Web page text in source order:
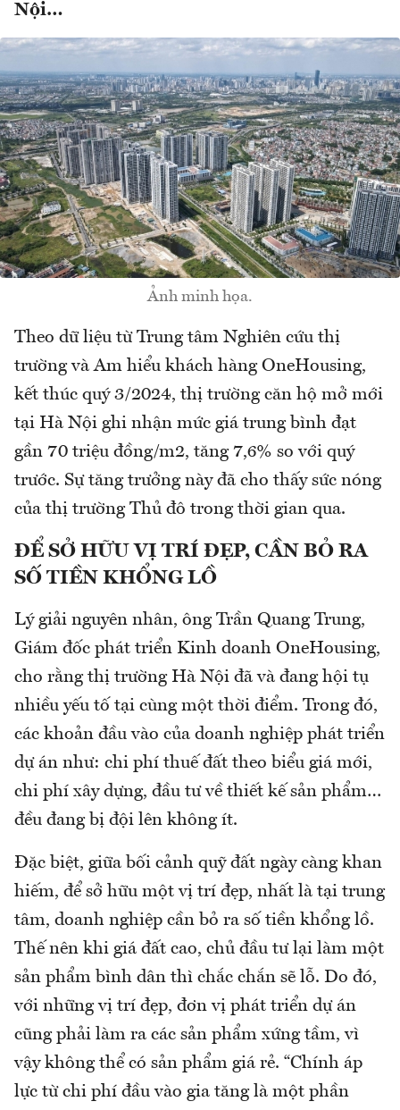
Nội…
Ảnh minh họa.
Theo dữ liệu từ Trung tâm Nghiên cứu thị
trường và Am hiểu khách hàng OneHousing,
kết thúc quý 3/2024, thị trường căn hộ mở mới
tại Hà Nội ghi nhận mức giá trung bình đạt
gần 70 triệu đồng/m2, tăng 7,6% so với quý
trước. Sự tăng trưởng này đã cho thấy sức nóng
của thị trường Thủ đô trong thời gian qua.
ĐỂ SỞ HỮU VỊ TRÍ ĐẸP, CẦN BỎ RA
SỐ TIỀN KHỔNG LỒ
Lý giải nguyên nhân, ông Trần Quang Trung,
Giám đốc phát triển Kinh doanh OneHousing,
cho rằng thị trường Hà Nội đã và đang hội tụ
nhiều yếu tố tại cùng một thời điểm. Trong đó,
các khoản đầu vào của doanh nghiệp phát triển
dự án như: chi phí thuế đất theo biểu giá mới,
chi phí xây dựng, đầu tư về thiết kế sản phẩm…
đều đang bị đội lên không ít.
Đặc biệt, giữa bối cảnh quỹ đất ngày càng khan
hiếm, để sở hữu một vị trí đẹp, nhất là tại trung
tâm, doanh nghiệp cần bỏ ra số tiền khổng lồ.
Thế nên khi giá đất cao, chủ đầu tư lại làm một
sản phẩm bình dân thì chắc chắn sẽ lỗ. Do đó,
với những vị trí đẹp, đơn vị phát triển dự án
cũng phải làm ra các sản phẩm xứng tầm, vì
vậy không thể có sản phẩm giá rẻ. “Chính áp
lực từ chi phí đầu vào gia tăng là một phần